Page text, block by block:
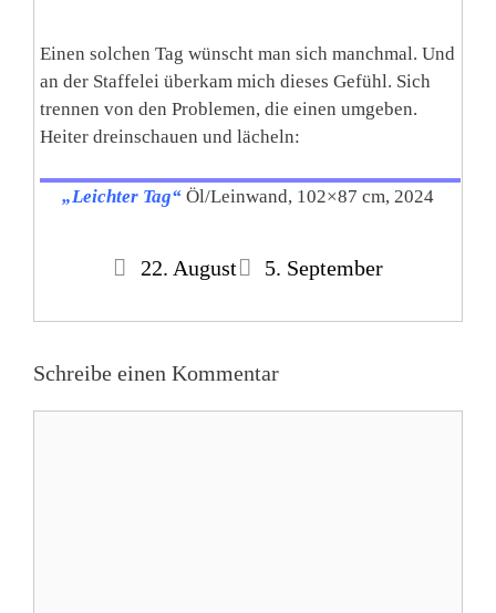
Einen solchen Tag wünscht man sich manchmal. Und
an der Staffelei überkam mich dieses Gefühl. Sich
trennen von den Problemen, die einen umgeben.
Heiter dreinschauen und lächeln:
„Leichter Tag“ Öl/Leinwand, 102×87 cm, 2024
22. August 5. September
Schreibe einen Kommentar